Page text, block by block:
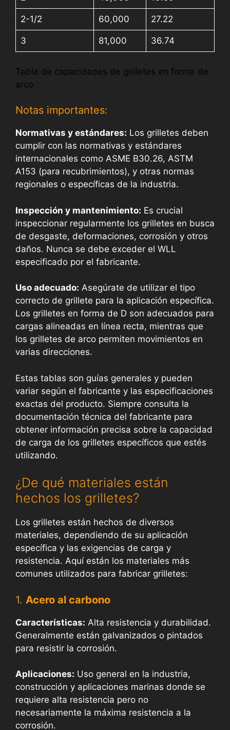
2-1/2 60,000 27.22
3 81,000 36.74
Tabla de capacidades de grilletes en forma de
arco
Notas importantes:
Normativas y estándares: Los grilletes deben
cumplir con las normativas y estándares
internacionales como ASME B30.26, ASTM
A153 (para recubrimientos), y otras normas
regionales o específicas de la industria.
Inspección y mantenimiento: Es crucial
inspeccionar regularmente los grilletes en busca
de desgaste, deformaciones, corrosión y otros
daños. Nunca se debe exceder el WLL
especificado por el fabricante.
Uso adecuado: Asegúrate de utilizar el tipo
correcto de grillete para la aplicación específica.
Los grilletes en forma de D son adecuados para
cargas alineadas en línea recta, mientras que
los grilletes de arco permiten movimientos en
varias direcciones.
Estas tablas son guías generales y pueden
variar según el fabricante y las especificaciones
exactas del producto. Siempre consulta la
documentación técnica del fabricante para
obtener información precisa sobre la capacidad
de carga de los grilletes específicos que estés
utilizando.
¿De qué materiales están
hechos los grilletes?
Los grilletes están hechos de diversos
materiales, dependiendo de su aplicación
específica y las exigencias de carga y
resistencia. Aquí están los materiales más
comunes utilizados para fabricar grilletes:
1. Acero al carbono
Características: Alta resistencia y durabilidad.
Generalmente están galvanizados o pintados
para resistir la corrosión.
Aplicaciones: Uso general en la industria,
construcción y aplicaciones marinas donde se
requiere alta resistencia pero no
necesariamente la máxima resistencia a la
corrosión.